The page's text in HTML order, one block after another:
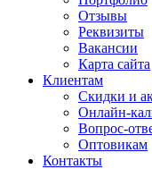
Отзывы
Реквизиты
Вакансии
Карта сайта
Клиентам
Скидки и
Онлайн-
Вопрос-
Оптовикам
Контакты